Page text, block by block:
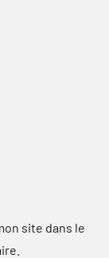
site dans le